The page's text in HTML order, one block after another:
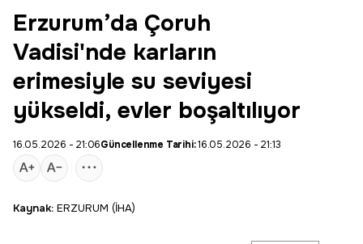
Erzurum’da Çoruh
Vadisi'nde karların
erimesiyle su seviyesi
yükseldi, evler boşaltılıyor
16.05.2026 - 21:06Güncellenme Tarihi:16.05.2026 - 21:13
Kaynak: ERZURUM (İHA)